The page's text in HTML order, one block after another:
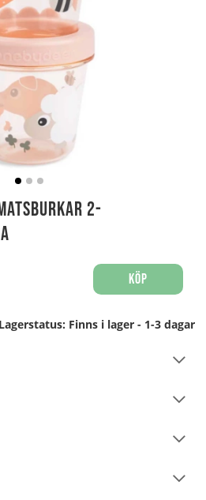
2-
Köp
Lagerstatus: Finns i lager - 1-3 dagar